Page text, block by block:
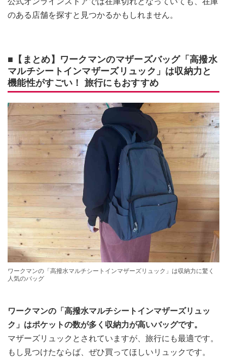
のある店舗を探すと見つかるかもしれません。
■【まとめ】ワークマンのマザーズバッグ「高撥水
マルチシートインマザーズリュック」は収納力と
機能性がすごい！ 旅行にもおすすめ
ワークマンの「高撥水マルチシートインマザーズリュック」は収納力に驚く
人気のバッグ
ワークマンの「高撥水マルチシートインマザーズリュッ
ク」はポケットの数が多く収納力が高いバッグです。
マザーズリュックとされていますが、旅行にも最適です。
もし見つけたならば、ぜひ買ってほしいリュックです。